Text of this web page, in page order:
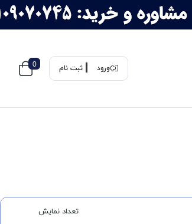
ورود ثبت نام 0
تعداد نمایش